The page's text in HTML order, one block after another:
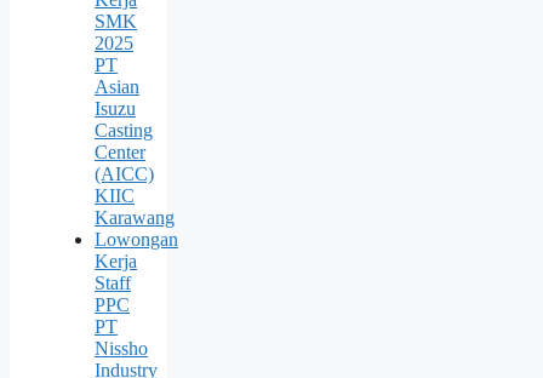
SMK
2025
PT
Asian
Isuzu
Casting
Center
(AICC)
KIIC
Karawang
Lowongan
Kerja
Staff
PPC
PT
Nissho
Industry